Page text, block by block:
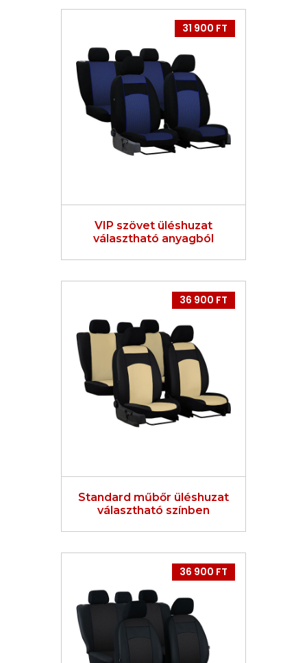
31 900 FT
VIP szövet üléshuzat
választható anyagból
36 900 FT
Standard műbőr üléshuzat
választható színben
36 900 FT